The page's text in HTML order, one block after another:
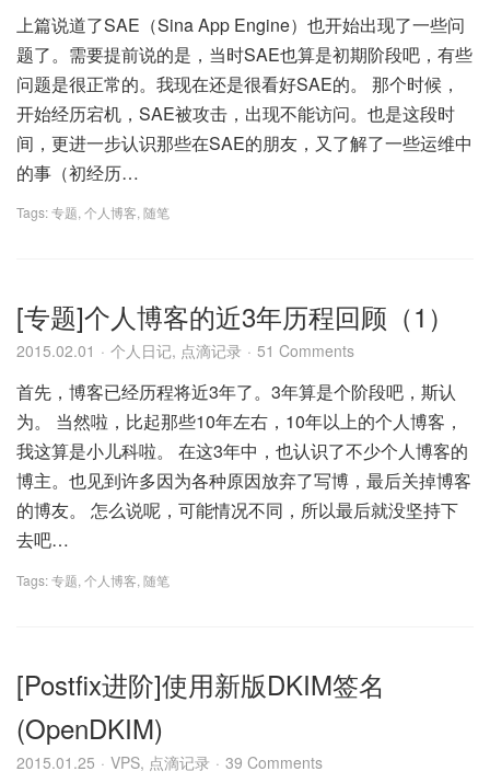
上篇说道了SAE（Sina App Engine）也开始出现了一些问
题了。需要提前说的是，当时SAE也算是初期阶段吧，有些
问题是很正常的。我现在还是很看好SAE的。 那个时候，
开始经历宕机，SAE被攻击，出现不能访问。也是这段时
间，更进一步认识那些在SAE的朋友，又了解了一些运维中
的事（初经历…
Tags:专题 个人博客 随笔
[专题]个人博客的近3年历程回顾（1）
2015.02.01 个人日记, 点滴记录 51 Comments
首先，博客已经历程将近3年了。3年算是个阶段吧，斯认
为。 当然啦，比起那些10年左右，10年以上的个人博客，
我这算是小儿科啦。 在这3年中，也认识了不少个人博客的
博主。也见到许多因为各种原因放弃了写博，最后关掉博客
的博友。 怎么说呢，可能情况不同，所以最后就没坚持下
去吧…
Tags:专题 个人博客 随笔
[Postfix进阶]使用新版DKIM签名
(OpenDKIM)
2015.01.25 VPS, 点滴记录 39 Comments